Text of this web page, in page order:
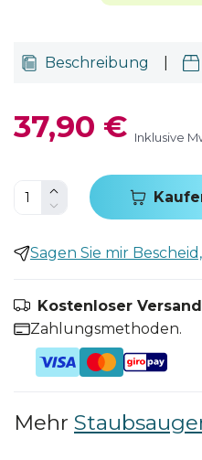
Beschreibung
37,90 € Inklusive
Sagen Sie mir
Kostenloser
Zahlungsmethoden.
Mehr